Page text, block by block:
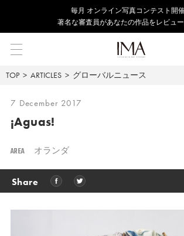
毎⽉ オンライン写真コンテスト開
著名な審査員があなたの作品をレビュ
TOP ARTICLES グローバルニュース
7 December 2017
¡Aguas!
AREA オランダ
Share